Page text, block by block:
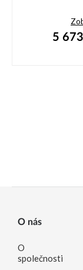
5
O nás
O
společnosti